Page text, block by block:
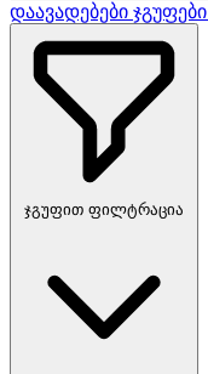
დაავადებები ჯგუფები
ჯგუფით ფილტრაცია